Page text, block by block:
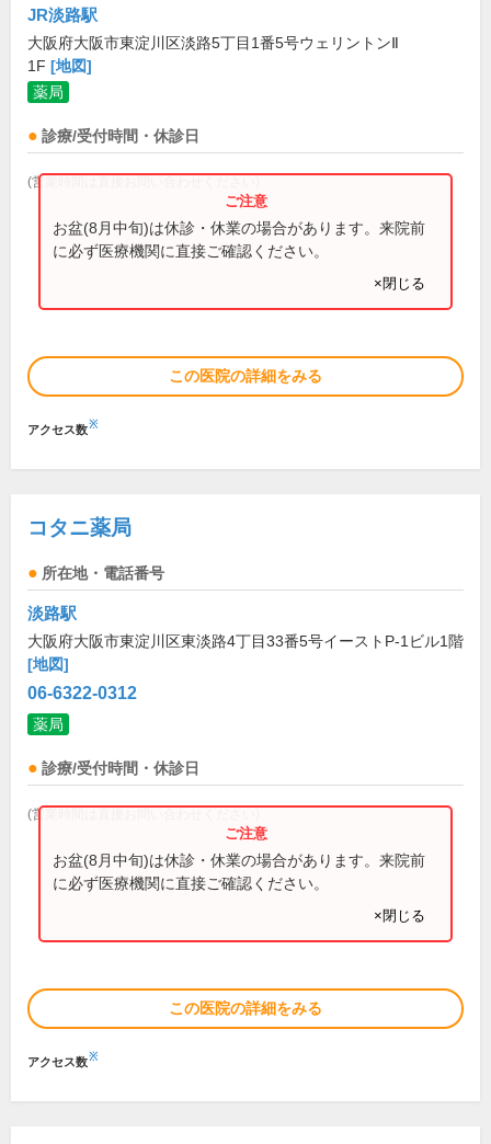
JR淡路駅
大阪府大阪市東淀川区淡路5丁目1番5号ウェリントンⅡ
1F [地図]
薬局
診療/受付時間・休診日
(営業時間は直接お問い合わせください)
お盆(8月中旬)は休診・休業の場合があります。来院前
に必ず医療機関に直接ご確認ください。
×閉じる
この医院の詳細をみる
アクセス数※
コタニ薬局
所在地・電話番号
淡路駅
大阪府大阪市東淀川区東淡路4丁目33番5号イーストP-1ビル1階
[地図]
06-6322-0312
薬局
診療/受付時間・休診日
(営業時間は直接お問い合わせください)
お盆(8月中旬)は休診・休業の場合があります。来院前
に必ず医療機関に直接ご確認ください。
×閉じる
この医院の詳細をみる
アクセス数※